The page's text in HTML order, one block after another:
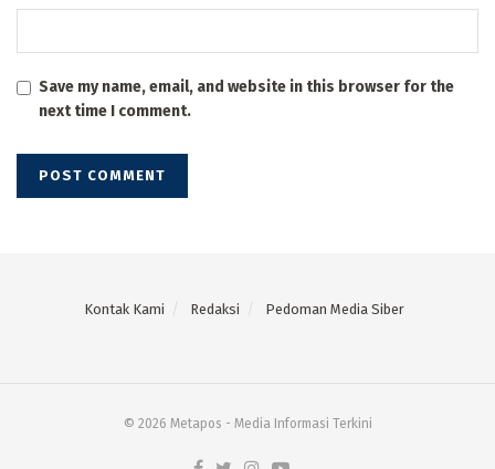
Save my name, email, and website in this browser for the
next time I comment.
Kontak Kami Redaksi Pedoman Media Siber
© 2026 Metapos - Media Informasi Terkini